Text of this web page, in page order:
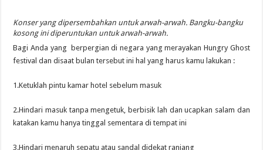
Konser yang dipersembahkan untuk arwah-arwah. Bangku-bangku
kosong ini diperuntukan untuk arwah-arwah.
Bagi Anda yang berpergian di negara yang merayakan Hungry Ghost
festival dan disaat bulan tersebut ini hal yang harus kamu lakukan :
1.Ketuklah pintu kamar hotel sebelum masuk
2.Hindari masuk tanpa mengetuk, berbisik lah dan ucapkan salam dan
katakan kamu hanya tinggal sementara di tempat ini
3.Hindari menaruh sepatu atau sandal didekat ranjang